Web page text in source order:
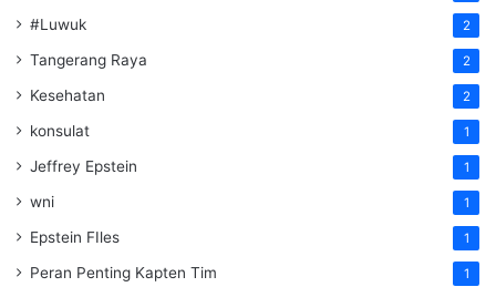
#Luwuk 2
Tangerang Raya 2
Kesehatan 2
konsulat 1
Jeffrey Epstein 1
wni 1
Epstein FIles 1
Peran Penting Kapten Tim 1